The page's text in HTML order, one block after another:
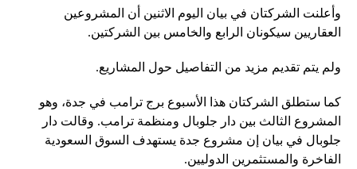
وأعلنت الشركتان في بيان اليوم الاثنين أن المشروعين
العقاريين سيكونان الرابع والخامس بين الشركتين.
ولم يتم تقديم مزيد من التفاصيل حول المشاريع.
كما ستطلق الشركتان هذا الأسبوع برج ترامب في جدة، وهو
المشروع الثالث بين دار جلوبال ومنظمة ترامب. وقالت دار
جلوبال في بيان إن مشروع جدة يستهدف السوق السعودية
الفاخرة والمستثمرين الدوليين.